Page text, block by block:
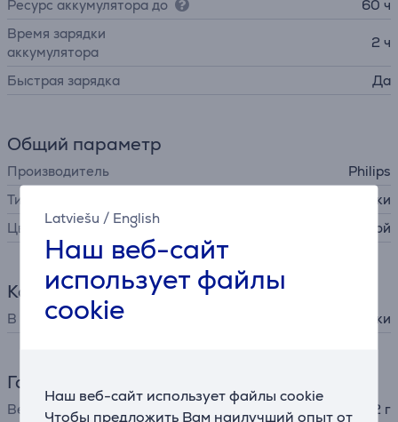
Latviešu / English
Наш веб-сайт
использует файлы
cookie
Наш веб-сайт использует файлы cookie
Чтобы предложить Вам наилучший опыт от
Ресурс аккумулятора до
60 ч
Время зарядки
аккумулятора
2 ч
Быстрая зарядка Да
Общий параметр
Производитель
Philips
Тип
детские наушники
Цвет
голубой
Комплектация
В комплекте кабель для зарядки
Габариты
Вес 192 г